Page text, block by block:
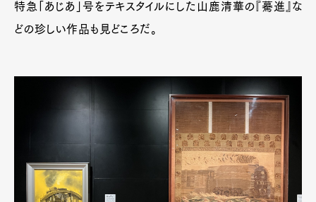
特急「あじあ」号をテキスタイルにした山鹿清華の『驀進』な
どの珍しい作品も見どころだ。